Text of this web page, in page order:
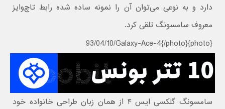
دارد و به نوعی می‌توان آن را نمونه ساده شده رابط تاچ‌وایز
معروف سامسونگ تلقی کرد.
{photo}93/04/10/Galaxy-Ace-4{/photo}
سامسونگ گلکسی ایس ۴ از همان زبان طراحی خانواده خود